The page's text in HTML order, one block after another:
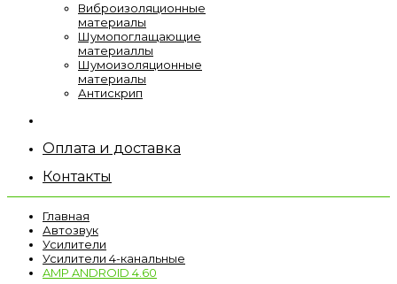
Виброизоляционные
материалы
Шумопоглащающие
материаллы
Шумоизоляционные
материалы
Антискрип
Оплата и доставка
Контакты
Главная
Автозвук
Усилители
Усилители 4-канальные
AMP ANDROID 4.60